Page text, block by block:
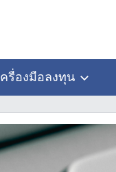
ครื่องมือลงทุน